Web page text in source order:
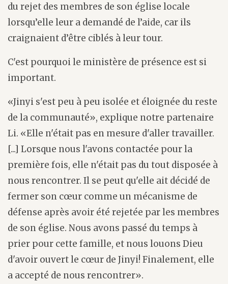
du rejet des membres de son église locale
lorsqu’elle leur a demandé de l’aide, car ils
craignaient d’être ciblés à leur tour.
C'est pourquoi le ministère de présence est si
important.
«Jinyi s'est peu à peu isolée et éloignée du reste
de la communauté», explique notre partenaire
Li. «Elle n'était pas en mesure d'aller travailler.
[...] Lorsque nous l'avons contactée pour la
première fois, elle n'était pas du tout disposée à
nous rencontrer. Il se peut qu'elle ait décidé de
fermer son cœur comme un mécanisme de
défense après avoir été rejetée par les membres
de son église. Nous avons passé du temps à
prier pour cette famille, et nous louons Dieu
d'avoir ouvert le cœur de Jinyi! Finalement, elle
a accepté de nous rencontrer».